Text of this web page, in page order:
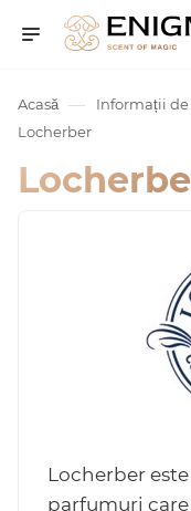
Acasă — Informații
Locherber
Locherber
parfumuri